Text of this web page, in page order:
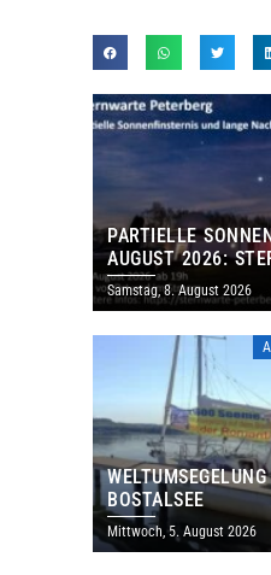
PARTIELLE
AUGUST 2026:
PETERBERG
IHRE TORE
Samstag, 8. August 2026
BOSTALSEE
Mittwoch, 5. August 2026